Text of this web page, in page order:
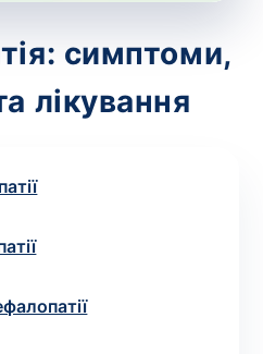
симптоми,
лікування